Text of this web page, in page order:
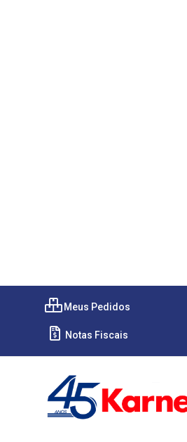
Meus Pedidos
Notas Fiscais